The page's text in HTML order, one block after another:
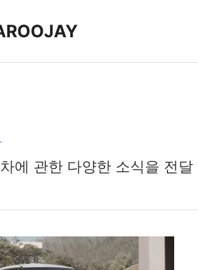
에 관한 다양한 소식을 전달